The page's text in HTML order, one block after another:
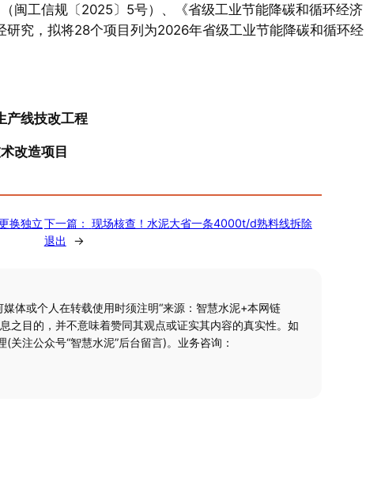
闽工信规〔2025〕5号）、《省级工业节能降碳和循环经济
究，拟将28个项目列为2026年省级工业节能降碳和循环经
产线技改工程
改造项目
换独立下一篇： 现场核查！水泥大省一条4000t/d熟料线拆除
退出
→
体或个人在转载使用时须注明“来源：智慧水泥+本网链
之目的，并不意味着赞同其观点或证实其内容的真实性。如
注公众号“智慧水泥”后台留言)。业务咨询：